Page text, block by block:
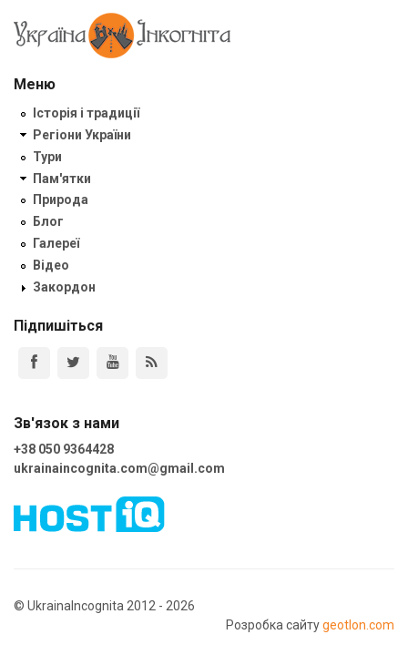
Меню
Історія і традиції
Регіони України
Тури
Пам'ятки
Природа
Блог
Галереї
Відео
Закордон
Підпишіться
Зв'язок з нами
+38 050 9364428
ukrainaincognita.com@gmail.com
© UkrainaIncognita 2012 - 2026
Розробка сайтуgeotlon.com